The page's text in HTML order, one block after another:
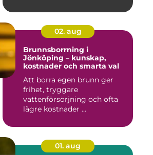
02. aug
Brunnsborrning i
Jönköping – kunskap,
kostnader och smarta val
Att borra egen brunn ger
frihet, tryggare
vattenförsörjning och ofta
lägre kostnader ...
01. aug